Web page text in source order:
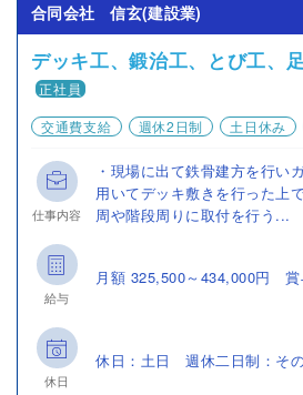
合同会社 信玄(建設業)
デッキ工、鍛治工、とび工、
正社員
交通費支給
週休2日制 土日休み
仕事内容
・現場に出て鉄骨建方を行い
用いてデッキ敷きを行った上
周や階段周りに取付を行う...
給与
月額 325,500～434,000円 賞
休日
休日：土日 週休二日制：そ